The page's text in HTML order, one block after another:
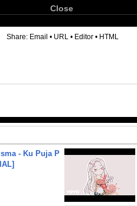
Close
Share: Email • URL • Editor • HTML
- Ku Puja P